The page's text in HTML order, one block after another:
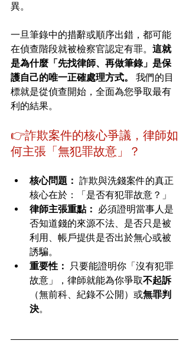
異。
一旦筆錄中的措辭或順序出錯，都可能
在偵查階段就被檢察官認定有罪。 這就
是為什麼「先找律師、再做筆錄」是保
護自己的唯一正確處理方式。
我們的目
標就是從偵查開始，全面為您爭取最有
利的結果。
👉詐欺案件的核心爭議，律師如
何主張「無犯罪故意」？
核心問題： 詐欺與洗錢案件的真正
核心在於：「是否有犯罪故意？」
律師主張重點： 必須證明當事人是
否知道錢的來源不法、是否只是被
利用、帳戶提供是否出於無心或被
誘騙。
重要性：
只要能證明你「沒有犯罪
故意」，律師就能為你爭取不起訴
（無前科、紀錄不公開）或無罪判
決。